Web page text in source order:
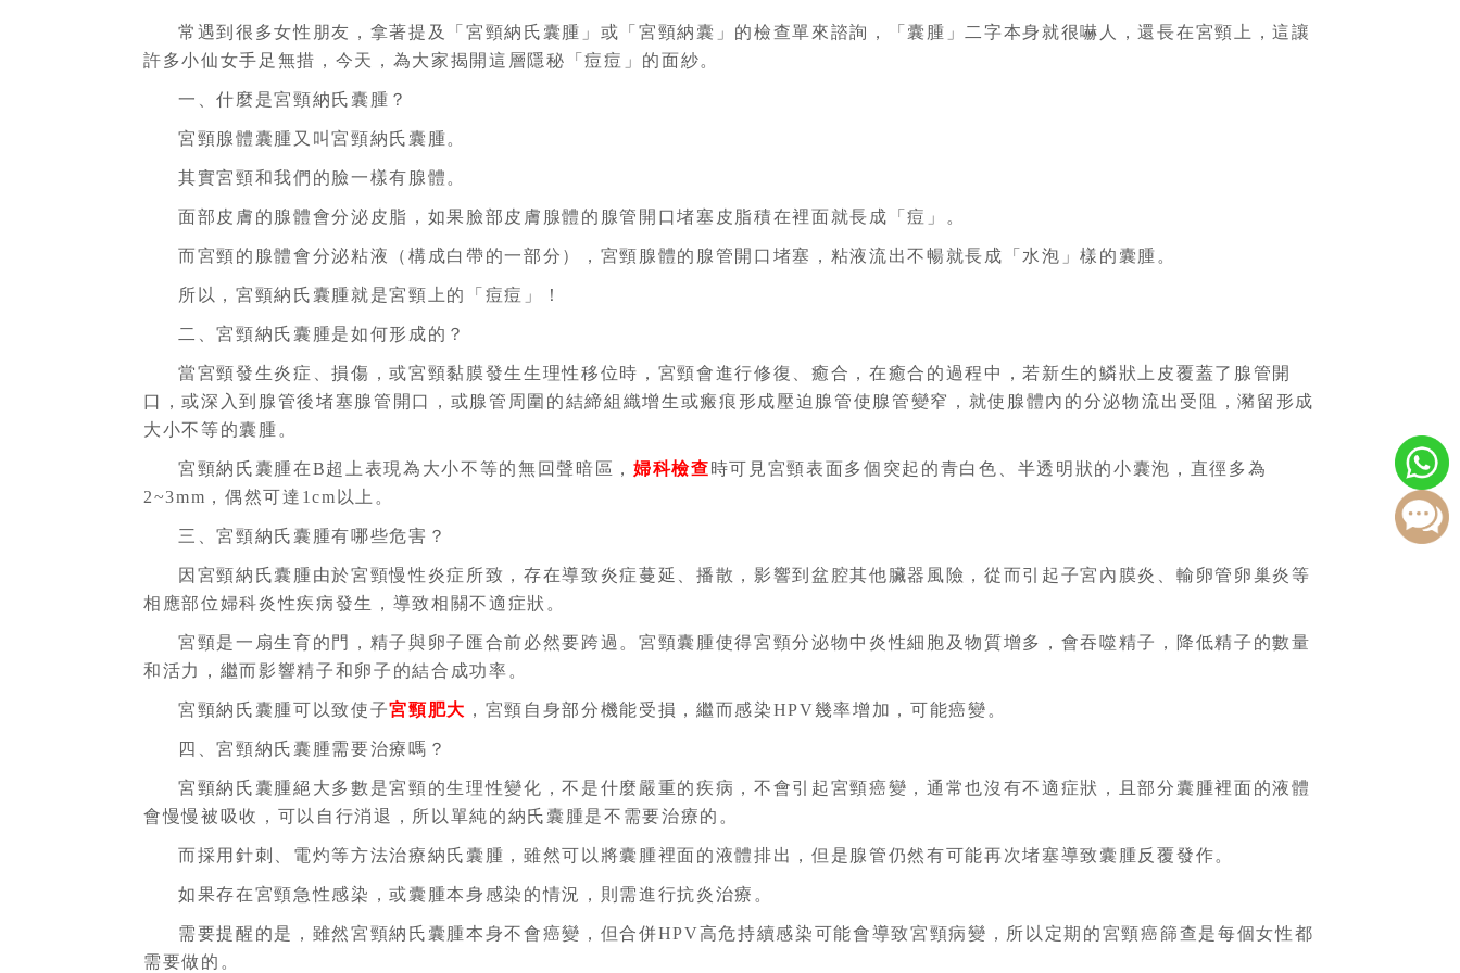
常遇到很多女性朋友，拿著提及「宮頸納氏囊腫」或「宮頸納囊」的檢查單來諮詢，「囊腫」二字本身就很嚇人，還長在宮頸上，這讓
許多小仙女手足無措，今天，為大家揭開這層隱秘「痘痘」的面紗。
一、什麼是宮頸納氏囊腫？
宮頸腺體囊腫又叫宮頸納氏囊腫。
其實宮頸和我們的臉一樣有腺體。
面部皮膚的腺體會分泌皮脂，如果臉部皮膚腺體的腺管開口堵塞皮脂積在裡面就長成「痘」。
而宮頸的腺體會分泌粘液（構成白帶的一部分），宮頸腺體的腺管開口堵塞，粘液流出不暢就長成「水泡」樣的囊腫。
所以，宮頸納氏囊腫就是宮頸上的「痘痘」！
二、宮頸納氏囊腫是如何形成的？
當宮頸發生炎症、損傷，或宮頸黏膜發生生理性移位時，宮頸會進行修復、癒合，在癒合的過程中，若新生的鱗狀上皮覆蓋了腺管開
口，或深入到腺管後堵塞腺管開口，或腺管周圍的結締組織增生或瘢痕形成壓迫腺管使腺管變窄，就使腺體內的分泌物流出受阻，瀦留形成
大小不等的囊腫。
宮頸納氏囊腫在B超上表現為大小不等的無回聲暗區，婦科檢查時可見宮頸表面多個突起的青白色、半透明狀的小囊泡，直徑多為
2~3mm，偶然可達1cm以上。
三、宮頸納氏囊腫有哪些危害？
因宮頸納氏囊腫由於宮頸慢性炎症所致，存在導致炎症蔓延、播散，影響到盆腔其他臟器風險，從而引起子宮內膜炎、輸卵管卵巢炎等
相應部位婦科炎性疾病發生，導致相關不適症狀。
宮頸是一扇生育的門，精子與卵子匯合前必然要跨過。宮頸囊腫使得宮頸分泌物中炎性細胞及物質增多，會吞噬精子，降低精子的數量
和活力，繼而影響精子和卵子的結合成功率。
宮頸納氏囊腫可以致使子宮頸肥大 ，宮頸自身部分機能受損，繼而感染HPV幾率增加，可能癌變。
四、宮頸納氏囊腫需要治療嗎？
宮頸納氏囊腫絕大多數是宮頸的生理性變化，不是什麼嚴重的疾病，不會引起宮頸癌變，通常也沒有不適症狀，且部分囊腫裡面的液體
會慢慢被吸收，可以自行消退，所以單純的納氏囊腫是不需要治療的。
而採用針刺、電灼等方法治療納氏囊腫，雖然可以將囊腫裡面的液體排出，但是腺管仍然有可能再次堵塞導致囊腫反覆發作。
如果存在宮頸急性感染，或囊腫本身感染的情況，則需進行抗炎治療。
需要提醒的是，雖然宮頸納氏囊腫本身不會癌變，但合併HPV高危持續感染可能會導致宮頸病變，所以定期的宮頸癌篩查是每個女性都
需要做的。